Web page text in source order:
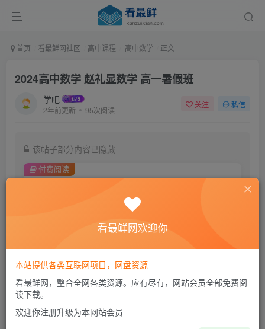
首页 看最鲜网社区 高中课程 高中数学 正文
2024高中数学 赵礼显数学 高一暑假班
学吧
2年前更新 95次阅读
关注 私信
该帖子部分内容已隐藏
付费阅读
9.9
网盘下载地址
看最鲜网欢迎你
本站提供各类互联网项目，网盘资源
看最鲜网，整合全网各类资源。应有尽有，网站会员全部免费阅
读下载。
欢迎你注册升级为本网站会员